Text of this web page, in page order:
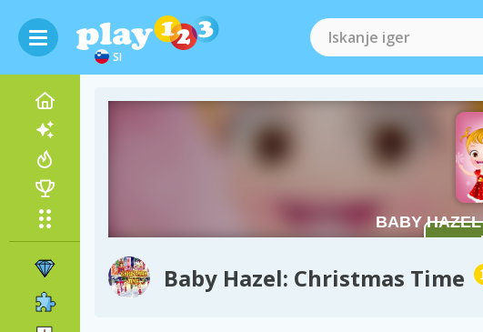
SI
Baby Hazel: Christmas Time